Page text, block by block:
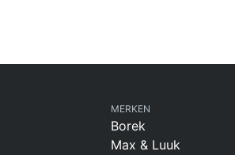
MERKEN
Borek
Max & Luuk